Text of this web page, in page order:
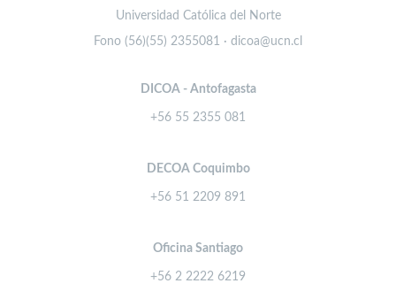
Universidad Católica del Norte
Fono (56)(55) 2355081 · dicoa@ucn.cl
DICOA - Antofagasta
+56 55 2355 081
DECOA Coquimbo
+56 51 2209 891
Oficina Santiago
+56 2 2222 6219